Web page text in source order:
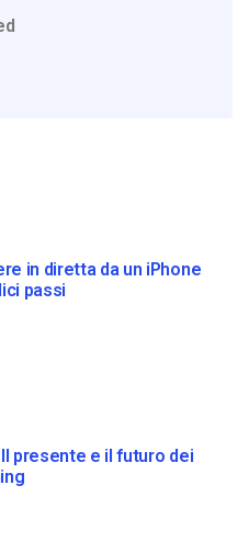
in diretta da un iPhone
passi
Il presente e il futuro dei